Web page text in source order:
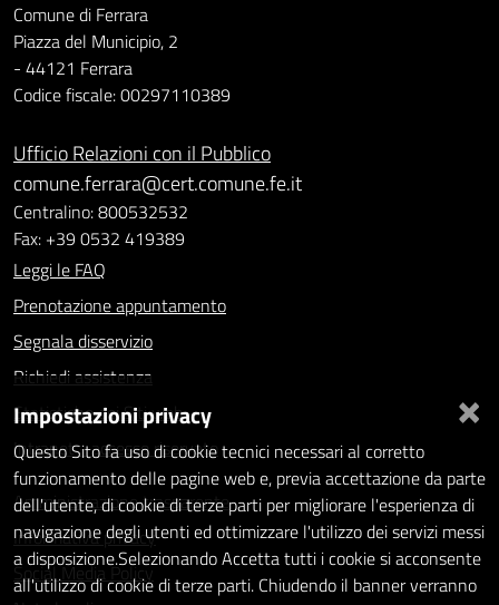
Comune di Ferrara
Piazza del Municipio, 2
- 44121 Ferrara
Codice fiscale: 00297110389
Ufficio Relazioni con il Pubblico
comune.ferrara@cert.comune.fe.it
Centralino: 800532532
Fax: +39 0532 419389
Leggi le FAQ
Prenotazione appuntamento
Segnala disservizio
Richiedi assistenza
Statistiche dei Siti web
Intranet - accesso riservato
Amministrazione trasparente
Informativa privacy
Social Media Policy
×
Impostazioni privacy
Questo Sito fa uso di cookie tecnici necessari al corretto
funzionamento delle pagine web e, previa accettazione da parte
dell'utente, di cookie di terze parti per migliorare l'esperienza di
navigazione degli utenti ed ottimizzare l'utilizzo dei servizi messi
a disposizione.Selezionando Accetta tutti i cookie si acconsente
all'utilizzo di cookie di terze parti. Chiudendo il banner verranno